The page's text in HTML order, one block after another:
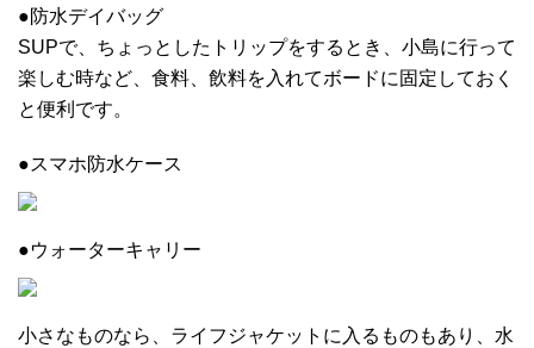
●防水デイバッグ
SUPで、ちょっとしたトリップをするとき、小島に行って
楽しむ時など、食料、飲料を入れてボードに固定しておく
と便利です。
●スマホ防水ケース
●ウォーターキャリー
小さなものなら、ライフジャケットに入るものもあり、水